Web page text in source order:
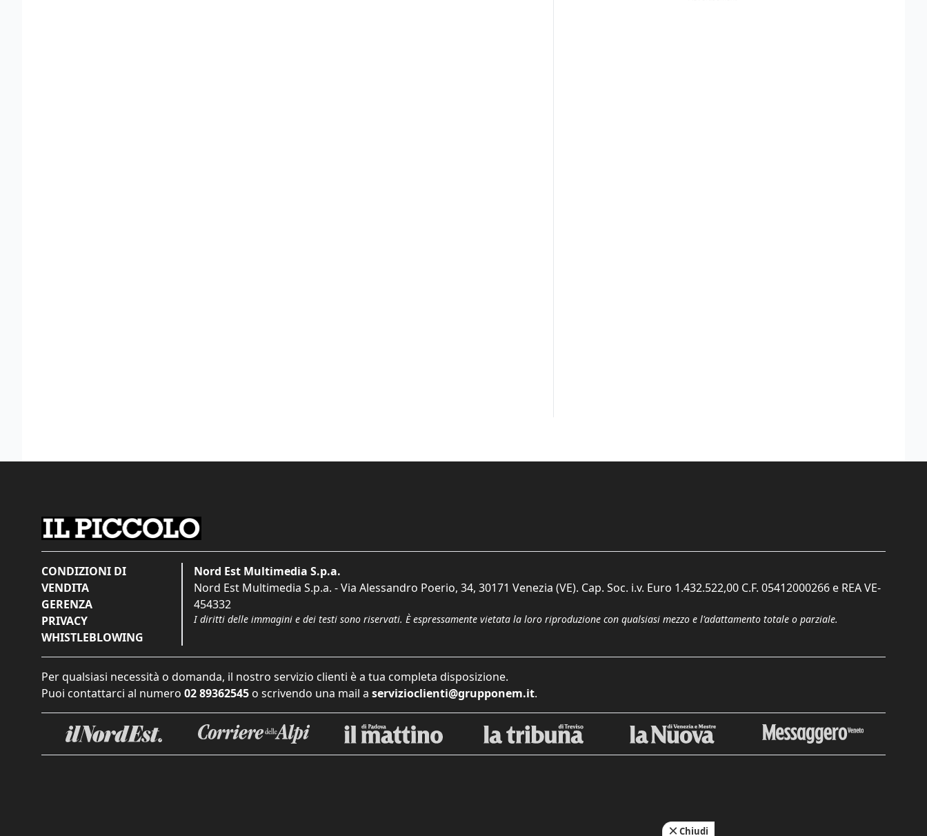
CONDIZIONI DI
VENDITA
GERENZA
PRIVACY
WHISTLEBLOWING
Nord Est Multimedia S.p.a.
Nord Est Multimedia S.p.a. - Via Alessandro Poerio, 34, 30171 Venezia (VE). Cap. Soc. i.v. Euro 1.432.522,00 C.F. 05412000266 e REA VE-
454332
I diritti delle immagini e dei testi sono riservati. È espressamente vietata la loro riproduzione con qualsiasi mezzo e l'adattamento totale o parziale.
Per qualsiasi necessità o domanda, il nostro servizio clienti è a tua completa disposizione.
Puoi contattarci al numero 02 89362545 o scrivendo una mail a servizioclienti@grupponem.it.
Chiudi